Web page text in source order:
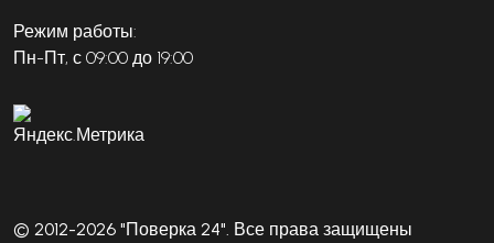
Режим работы:
Пн-Пт, с 09:00 до 19:00
© 2012-2026 "Поверка 24". Все права защищены